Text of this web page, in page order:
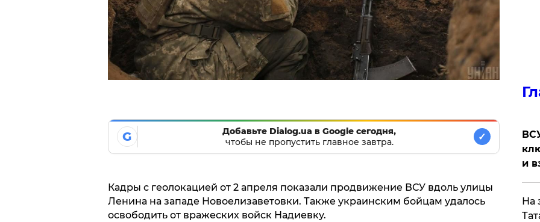
G
Добавьте Dialog.ua в Google сегодня,
чтобы не пропустить главное завтра.
✓
Кадры с геолокацией от 2 апреля показали продвижение ВСУ вдоль улицы
Ленина на западе Новоелизаветовки. Также украинским бойцам удалось
освободить от вражеских войск Надиевку.
и
На